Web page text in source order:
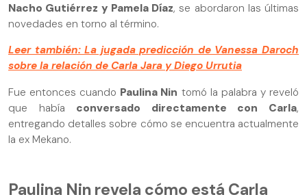
Nacho Gutiérrez y Pamela Díaz, se abordaron las últimas
novedades en torno al término.
Leer también: La jugada predicción de Vanessa Daroch
sobre la relación de Carla Jara y Diego Urrutia
Fue entonces cuando Paulina Nin tomó la palabra y reveló
que había conversado directamente con Carla,
entregando detalles sobre cómo se encuentra actualmente
la ex Mekano.
Paulina Nin revela cómo está Carla